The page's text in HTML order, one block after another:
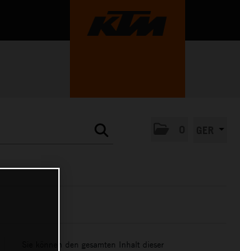
Sie können den gesamten Inhalt dieser